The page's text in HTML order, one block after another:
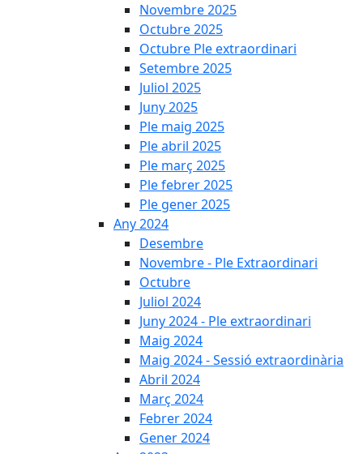
Novembre 2025
Octubre 2025
Octubre Ple extraordinari
Setembre 2025
Juliol 2025
Juny 2025
Ple maig 2025
Ple abril 2025
Ple març 2025
Ple febrer 2025
Ple gener 2025
Any 2024
Desembre
Novembre - Ple Extraordinari
Octubre
Juliol 2024
Juny 2024 - Ple extraordinari
Maig 2024
Maig 2024 - Sessió extraordinària
Abril 2024
Març 2024
Febrer 2024
Gener 2024